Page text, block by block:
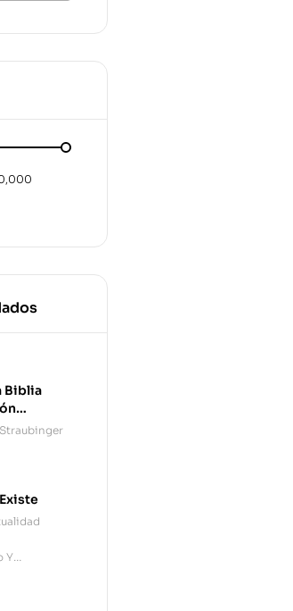
Biblia
- 2
Y